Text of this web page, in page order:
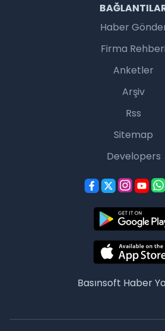
Haber
Firma Rehberi
Anketler
Arşiv
Rss
Sitemap
Developers
Basınsoft Haber